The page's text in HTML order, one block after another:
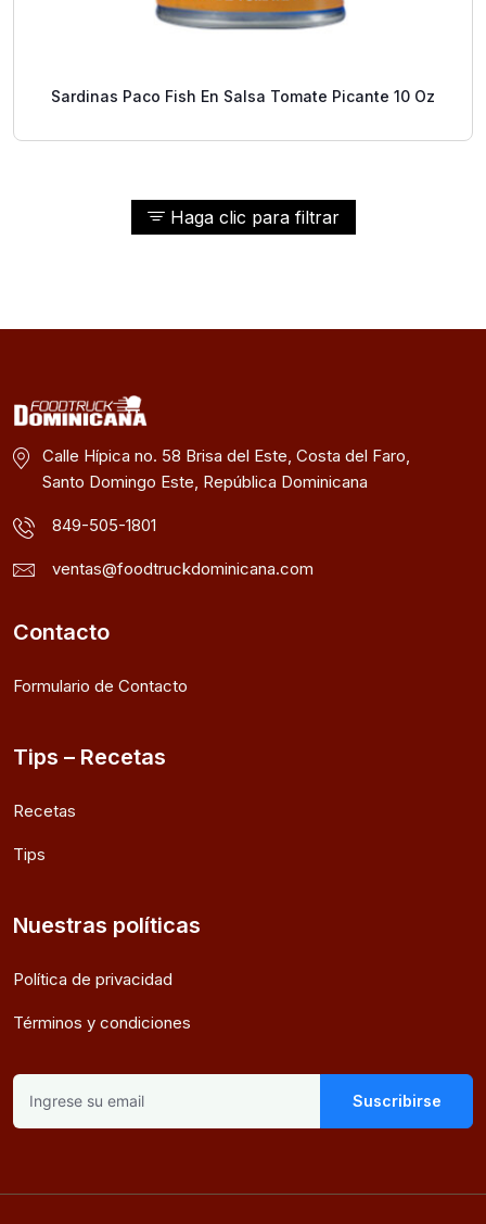
Haga clic para filtrar
Sardinas Paco Fish En Salsa Tomate Picante 10 Oz
Calle Hípica no. 58 Brisa del Este, Costa del Faro,
Santo Domingo Este, República Dominicana
849-505-1801
ventas@foodtruckdominicana.com
Contacto
Formulario de Contacto
Tips – Recetas
Recetas
Tips
Nuestras políticas
Política de privacidad
Términos y condiciones
Suscribirse